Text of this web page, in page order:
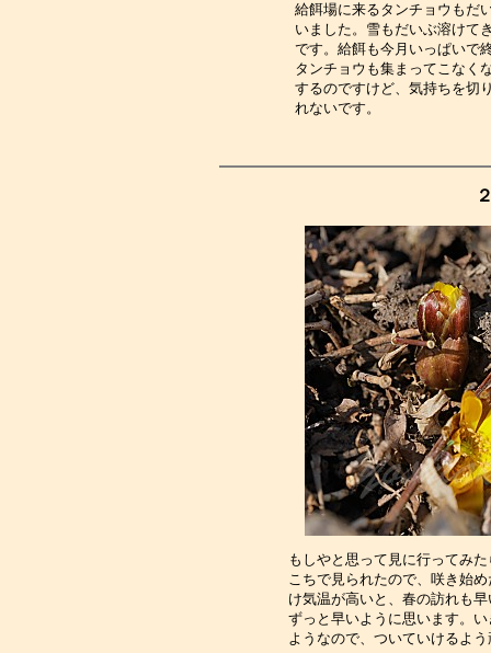
給餌場に来るタンチョウもだ
いました。雪もだいぶ溶けて
です。給餌も今月いっぱいで
タンチョウも集まってこなく
するのですけど、気持ちを切
れな
もしやと思って見に行ってみ
こちで見られたので、咲き始
け気温が高いと、春の訪れも
ずっと早いように思います。
ようなので、つ